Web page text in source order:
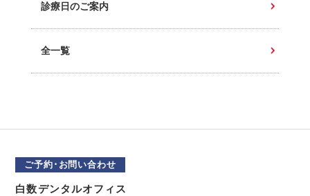
診療日のご案内
全一覧
ご予約･お問い合わせ
白数デンタルオフィス